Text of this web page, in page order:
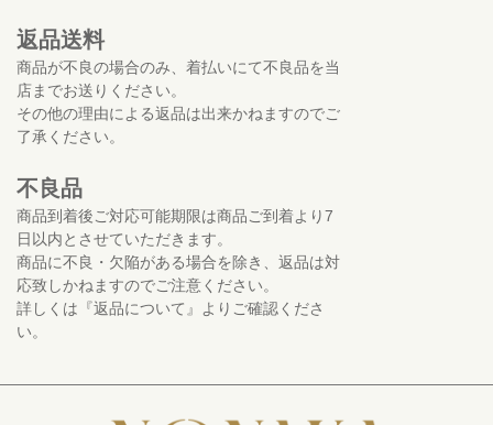
返品送料
商品が不良の場合のみ、着払いにて不良品を当
店までお送りください。
その他の理由による返品は出来かねますのでご
了承ください。
不良品
商品到着後ご対応可能期限は商品ご到着より7
日以内とさせていただきます。
商品に不良・欠陥がある場合を除き、返品は対
応致しかねますのでご注意ください。
詳しくは『返品について』よりご確認くださ
い。